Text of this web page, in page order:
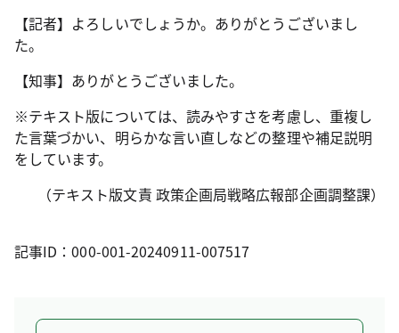
【記者】よろしいでしょうか。ありがとうございまし
た。
【知事】ありがとうございました。
※テキスト版については、読みやすさを考慮し、重複し
た言葉づかい、明らかな言い直しなどの整理や補足説明
をしています。
（テキスト版文責 政策企画局戦略広報部企画調整課）
記事ID：000-001-20240911-007517